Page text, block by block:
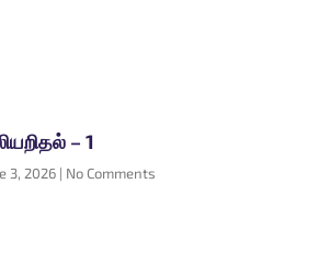
– 1
3, 2026 No Comments